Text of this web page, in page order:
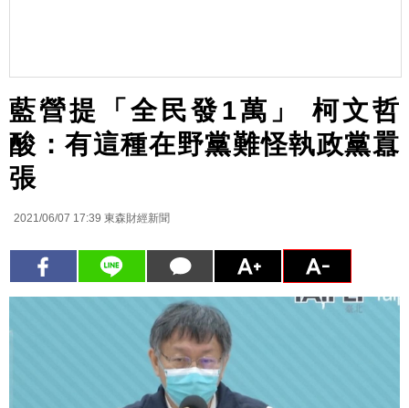
藍營提「全民發1萬」 柯文哲
酸：有這種在野黨難怪執政黨囂
張
2021/06/07 17:39 東森財經新聞